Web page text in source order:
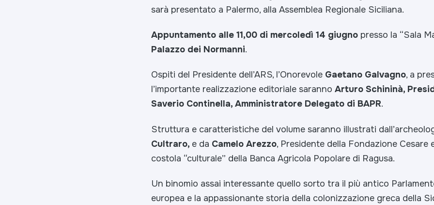
sarà presentato a Palermo, alla Assemblea Regionale Siciliana.
Appuntamento alle 11,00 di mercoledì 14 giugno presso la “Sala
Palazzo dei Normanni.
Ospiti del Presidente dell’ARS, l’Onorevole Gaetano Galvagno, a
l’importante realizzazione editoriale saranno Arturo Schininà,
Saverio Continella, Amministratore Delegato di BAPR.
Struttura e caratteristiche del volume saranno illustrati
Cultraro, e da Camelo Arezzo, Presidente della Fondazione Cesare
costola “culturale” della Banca Agricola Popolare di Ragusa.
Un binomio assai interessante quello sorto tra il più antico
europea e la appassionante storia della colonizzazione greca della